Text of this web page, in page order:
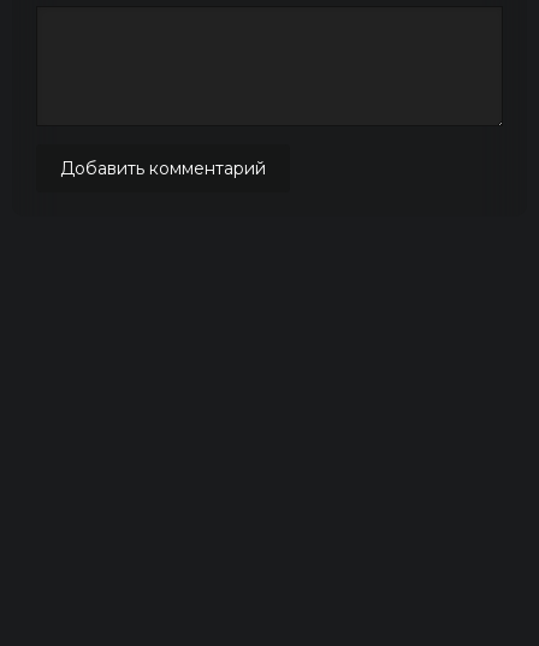
Добавить комментарий